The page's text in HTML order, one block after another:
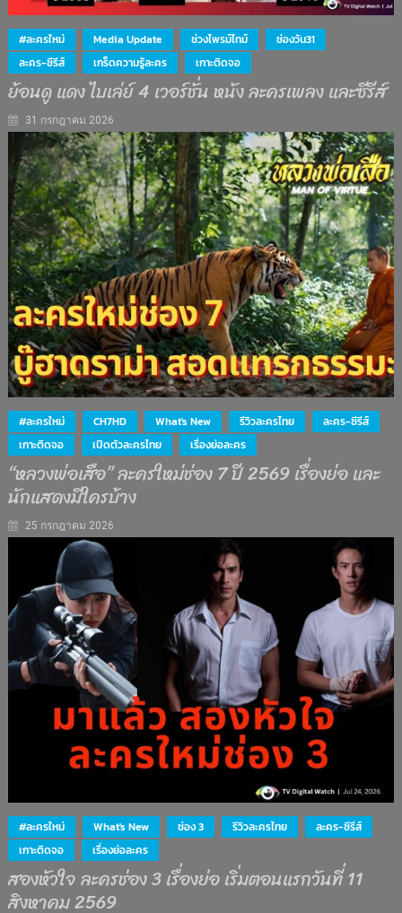
#ละครใหม่ Media Update ช่วงไพรม์ไทม์
ช่องวัน31
ละคร-ซีรีส์
เกร็ดความรู้ละคร เกาะติดจอ
ย้อนดู แดง ไบเล่ย์ 4 เวอร์ชั่น หนัง ละครเพลง และซีรีส์
31 กรกฎาคม 2026
#ละครใหม่ CH7HD What's New รีวิวละครไทย
ละคร-ซีรีส์
เกาะติดจอ
เปิดตัวละครไทย เรื่องย่อละคร
“หลวงพ่อเสือ” ละครใหม่ช่อง 7 ปี 2569 เรื่องย่อ และ
นักแสดงมีใครบ้าง
25 กรกฎาคม 2026
#ละครใหม่ What's New ช่อง 3 รีวิวละครไทย
ละคร-ซีรีส์
เกาะติดจอ
เรื่องย่อละคร
สองหัวใจ ละครช่อง 3 เรื่องย่อ เริ่มตอนแรกวันที่ 11
สิงหาคม 2569